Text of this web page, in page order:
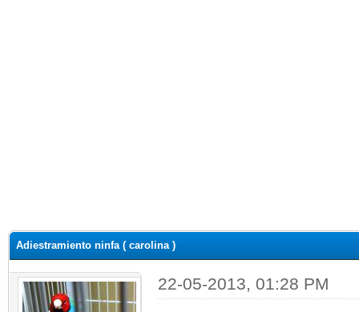
Adiestramiento ninfa ( carolina )
22-05-2013, 01:28 PM